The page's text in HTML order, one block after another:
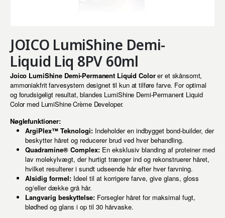
JOICO LumiShine Demi-
Liquid Liq 8PV 60ml
Joico LumiShine Demi-Permanent Liquid Colorer et skånsomt,
ammoniakfrit farvesystem designet til kun at tilføre farve. For optimal
og forudsigeligt resultat, blandes LumiShine Demi-Permanent Liquid
Color med LumiShine Crème Developer.
Nøglefunktioner:
ArgiPlex™ Teknologi:Indeholder en indbygget bond-builder, der
beskytter håret og reducerer brud ved hver behandling.
Quadramine® Complex:En eksklusiv blanding af proteiner med
lav molekylvægt, der hurtigt trænger ind og rekonstruerer håret,
hvilket resulterer i sundt udseende hår efter hver farvning.
Alsidig formel:Ideel til at korrigere farve, give glans, gloss
og/eller dække grå hår.
Langvarig beskyttelse:Forsegler håret for maksimal fugt,
blødhed og glans i op til 30 hårvaske.